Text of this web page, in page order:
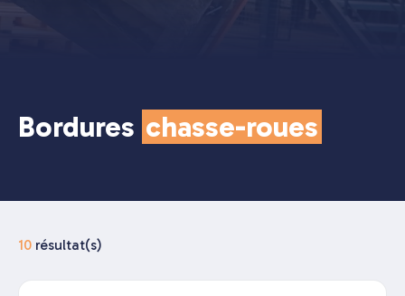
Bordures chasse-roues
10 résultat(s)